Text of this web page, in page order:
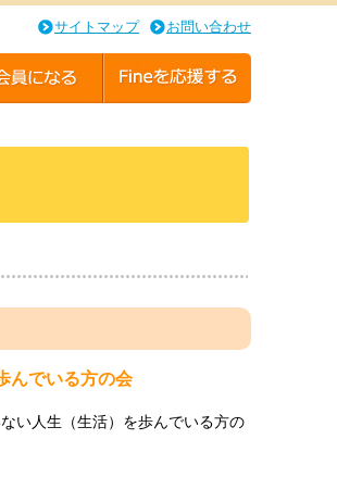
サイトマップ お問い合わせ
んでいる方の会
い人生（生活）を歩んでいる方の